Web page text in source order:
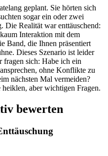
geplant. Sie hörten sich
sogar ein oder zwei
Die Realität war enttäuschend:
Interaktion mit dem
Band, die Ihnen präsentiert
Dieses Szenario ist leider
fragen sich: Habe ich ein
ohne Konflikte zu
nächsten Mal vermeiden?
aber wichtigen Fragen.
bewerten